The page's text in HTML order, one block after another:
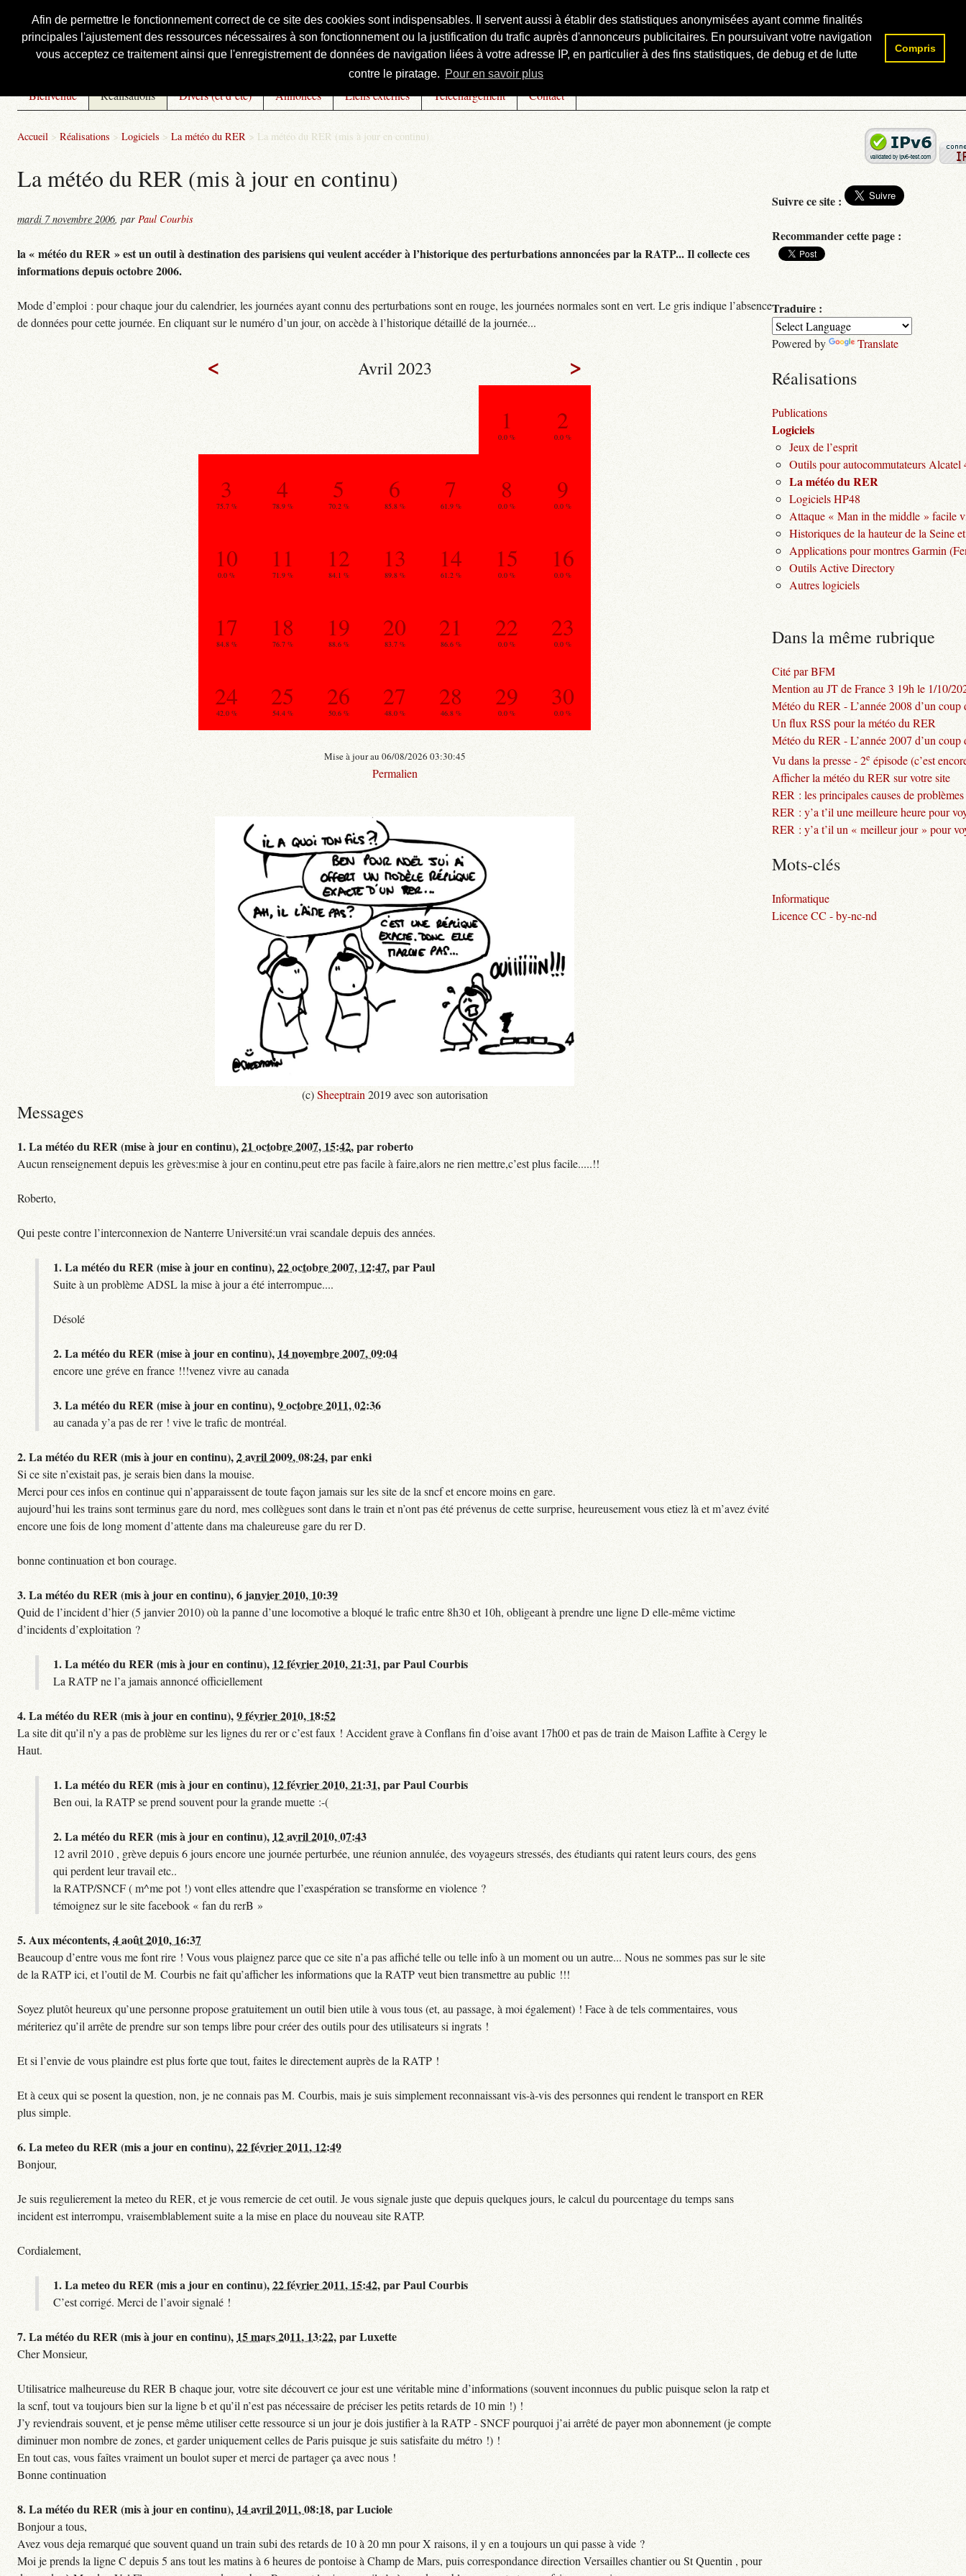
Afin de permettre le fonctionnement correct de ce site des cookies sont indispensables. Il servent aussi à établir des statistiques anonymisées ayant comme finalités
principales l'ajustement des ressources nécessaires à son fonctionnement ou la justification du trafic auprès d'annonceurs publicitaires. En poursuivant votre navigation
vous acceptez ce traitement ainsi que l'enregistrement de données de navigation liées à votre adresse IP, en particulier à des fins statistiques, de debug et de lutte
contre le piratage. Pour en savoir plus
Compris
Courbis, « LE » Blog Officiel
Bienvenue Réalisations Divers (et d’été) Annonces Liens externes Téléchargement Contact
Accueil > Réalisations > Logiciels > La météo du RER > La météo du RER (mis à jour en continu)
La météo du RER (mis à jour en continu)
mardi 7 novembre 2006, par Paul Courbis
la « météo du RER » est un outil à destination des parisiens qui veulent accéder à l’historique des perturbations annoncées par la RATP... Il collecte ces
informations depuis octobre 2006.
Mode d’emploi : pour chaque jour du calendrier, les journées ayant connu des perturbations sont en rouge, les journées normales sont en vert. Le gris indique l’absence
de données pour cette journée. En cliquant sur le numéro d’un jour, on accède à l’historique détaillé de la journée...
< Avril 2023 >
1
0.0 %
2
0.0 %
3
75.7 %
4
78.9 %
5
70.2 %
6
85.8 %
7
61.9 %
8
0.0 %
9
0.0 %
10
0.0 %
11
71.9 %
12
84.1 %
13
89.8 %
14
61.2 %
15
0.0 %
16
0.0 %
17
84.8 %
18
76.7 %
19
88.6 %
20
83.7 %
21
86.6 %
22
0.0 %
23
0.0 %
24
42.0 %
25
54.4 %
26
50.6 %
27
48.0 %
28
46.8 %
29
0.0 %
30
0.0 %
Mise à jour au 06/08/2026 03:30:45
Permalien
(c)Sheeptrain 2019 avec son autorisation
Messages
1.La météo du RER (mise à jour en continu),21 octobre 2007, 15:42,parroberto
Aucun renseignement depuis les grèves:mise à jour en continu,peut etre pas facile à faire,alors ne rien mettre,c’est plus facile.....!!
Roberto,
Qui peste contre l’interconnexion de Nanterre Université:un vrai scandale depuis des années.
1.La météo du RER (mise à jour en continu),22 octobre 2007, 12:47,parPaul
Suite à un problème ADSL la mise à jour a été interrompue....
Désolé
2.La météo du RER (mise à jour en continu), 14 novembre 2007, 09:04
encore une gréve en france !!!venez vivre au canada
3.La météo du RER (mise à jour en continu),9 octobre 2011, 02:36
au canada y’a pas de rer ! vive le trafic de montréal.
2.La météo du RER (mis à jour en continu),2 avril 2009, 08:24,parenki
Si ce site n’existait pas, je serais bien dans la mouise.
Merci pour ces infos en continue qui n’apparaissent de toute façon jamais sur les site de la sncf et encore moins en gare.
aujourd’hui les trains sont terminus gare du nord, mes collègues sont dans le train et n’ont pas été prévenus de cette surprise, heureusement vous etiez là et m’avez évité
encore une fois de long moment d’attente dans ma chaleureuse gare du rer D.
bonne continuation et bon courage.
3.La météo du RER (mis à jour en continu),6 janvier 2010, 10:39
Quid de l’incident d’hier (5 janvier 2010) où la panne d’une locomotive a bloqué le trafic entre 8h30 et 10h, obligeant à prendre une ligne D elle-même victime
d’incidents d’exploitation ?
1.La météo du RER (mis à jour en continu), 12 février 2010, 21:31,parPaul Courbis
La RATP ne l’a jamais annoncé officiellement
4.La météo du RER (mis à jour en continu),9 février 2010, 18:52
La site dit qu’il n’y a pas de problème sur les lignes du rer or c’est faux ! Accident grave à Conflans fin d’oise avant 17h00 et pas de train de Maison Laffite à Cergy le
Haut.
1.La météo du RER (mis à jour en continu), 12 février 2010, 21:31,parPaul Courbis
Ben oui, la RATP se prend souvent pour la grande muette :-(
2.La météo du RER (mis à jour en continu), 12 avril 2010, 07:43
12 avril 2010 , grève depuis 6 jours encore une journée perturbée, une réunion annulée, des voyageurs stressés, des étudiants qui ratent leurs cours, des gens
qui perdent leur travail etc..
la RATP/SNCF ( m^me pot !) vont elles attendre que l’exaspération se transforme en violence ?
témoignez sur le site facebook « fan du rerB »
5.Aux mécontents,4 août 2010, 16:37
Beaucoup d’entre vous me font rire ! Vous vous plaignez parce que ce site n’a pas affiché telle ou telle info à un moment ou un autre... Nous ne sommes pas sur le site
de la RATP ici, et l’outil de M. Courbis ne fait qu’afficher les informations que la RATP veut bien transmettre au public !!!
Soyez plutôt heureux qu’une personne propose gratuitement un outil bien utile à vous tous (et, au passage, à moi également) ! Face à de tels commentaires, vous
mériteriez qu’il arrête de prendre sur son temps libre pour créer des outils pour des utilisateurs si ingrats !
Et si l’envie de vous plaindre est plus forte que tout, faites le directement auprès de la RATP !
Et à ceux qui se posent la question, non, je ne connais pas M. Courbis, mais je suis simplement reconnaissant vis-à-vis des personnes qui rendent le transport en RER
plus simple.
6.La meteo du RER (mis a jour en continu),22 février 2011, 12:49
Bonjour,
Je suis regulierement la meteo du RER, et je vous remercie de cet outil. Je vous signale juste que depuis quelques jours, le calcul du pourcentage du temps sans
incident est interrompu, vraisemblablement suite a la mise en place du nouveau site RATP.
Cordialement,
1.La meteo du RER (mis a jour en continu),22 février 2011, 15:42,parPaul Courbis
C’est corrigé. Merci de l’avoir signalé !
7.La météo du RER (mis à jour en continu), 15 mars 2011, 13:22,parLuxette
Cher Monsieur,
Utilisatrice malheureuse du RER B chaque jour, votre site découvert ce jour est une véritable mine d’informations (souvent inconnues du public puisque selon la ratp et
la scnf, tout va toujours bien sur la ligne b et qu’il n’est pas nécessaire de préciser les petits retards de 10 min !) !
J’y reviendrais souvent, et je pense même utiliser cette ressource si un jour je dois justifier à la RATP - SNCF pourquoi j’ai arrêté de payer mon abonnement (je compte
diminuer mon nombre de zones, et garder uniquement celles de Paris puisque je suis satisfaite du métro !) !
En tout cas, vous faîtes vraiment un boulot super et merci de partager ça avec nous !
Bonne continuation
8.La météo du RER (mis à jour en continu), 14 avril 2011, 08:18,parLuciole
Bonjour a tous,
Avez vous deja remarqué que souvent quand un train subi des retards de 10 à 20 mn pour X raisons, il y en a toujours un qui passe à vide ?
Moi je prends la ligne C depuis 5 ans tout les matins à 6 heures de pontoise à Champ de Mars, puis correspondance direction Versailles chantier ou St Quentin , pour
Rechercher :
Suivre ce site :
Recommander cette page :
Traduire :
Powered by Translate
Réalisations
Publications
Logiciels
Jeux de l’esprit
Outils pour autocommutateurs Alcatel
La météo du RER
Logiciels HP48
Attaque « Man in the middle » facile
Historiques de la hauteur de la Seine
Applications pour montres Garmin
Outils Active Directory
Autres logiciels
Dans la même rubrique
Cité par BFM
Mention au JT de France 3 19h le 1/10/
Météo du RER - L’année 2008 d’un coup
Un flux RSS pour la météo du RER
Météo du RER - L’année 2007 d’un coup
Vu dans la presse - 2e épisode (c’est
Afficher la météo du RER sur votre site
RER : les principales causes de problèmes
RER : y’a t’il une meilleure heure pour
RER : y’a t’il un « meilleur jour » pour
Mots-clés
Informatique
Licence CC - by-nc-nd